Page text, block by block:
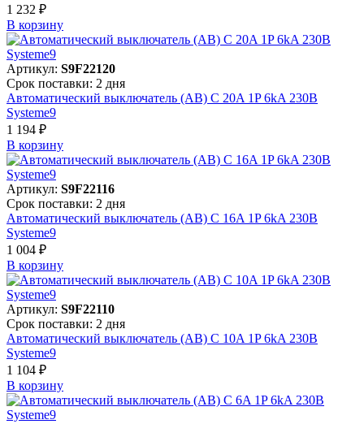
1 232 ₽
В корзинy
Артикул: S9F22120
Срок поставки: 2 дня
Автоматический выключатель (АВ) C 20A 1P 6kA 230В
Systeme9
1 194 ₽
В корзинy
Артикул: S9F22116
Срок поставки: 2 дня
Автоматический выключатель (АВ) C 16A 1P 6kA 230В
Systeme9
1 004 ₽
В корзинy
Артикул: S9F22110
Срок поставки: 2 дня
Автоматический выключатель (АВ) C 10A 1P 6kA 230В
Systeme9
1 104 ₽
В корзинy